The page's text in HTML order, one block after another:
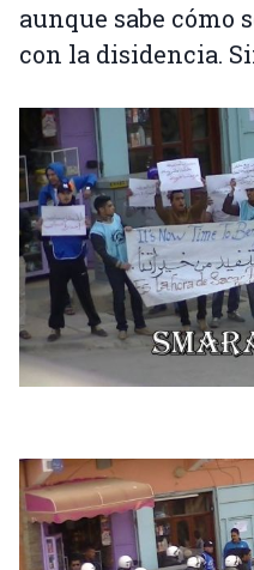
aunque sabe cómo
con la disidencia.